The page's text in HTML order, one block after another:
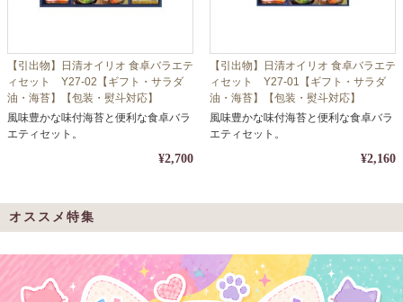
【引出物】日清オイリオ 食卓バラエテ
ィセット Y27-02【ギフト・サラダ
油・海苔】【包装・熨斗対応】
風味豊かな味付海苔と便利な食卓バラ
エティセット。
¥2,700
【引出物】日清オイリオ 食卓バラエテ
ィセット Y27-01【ギフト・サラダ
油・海苔】【包装・熨斗対応】
風味豊かな味付海苔と便利な食卓バラ
エティセット。
¥2,160
オススメ特集